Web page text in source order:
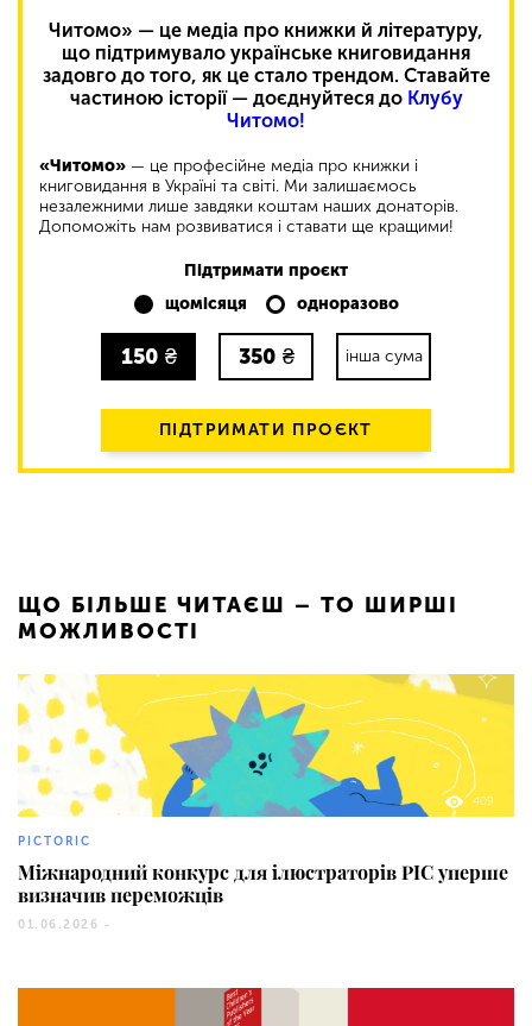
Читомо» — це медіа про книжки й літературу,
що підтримувало українське книговидання
задовго до того, як це стало трендом. Ставайте
частиною історії — доєднуйтеся до Клубу
Читомо!
«Читомо» — це професійне медіа про книжки і
книговидання в Україні та світі. Ми залишаємось
незалежними лише завдяки коштам наших донаторів.
Допоможіть нам розвиватися і ставати ще кращими!
Підтримати проєкт
щомісяця
одноразово
150 ₴ 350 ₴ інша сума
ПІДТРИМАТИ ПРОЄКТ
ЩО БІЛЬШЕ ЧИТАЄШ – ТО ШИРШІ
МОЖЛИВОСТІ
409
PICTORIC
Міжнародний конкурс для ілюстраторів PIC уперше
визначив переможців
01.06.2026 -